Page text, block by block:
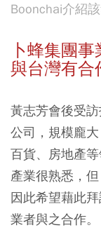
Boonchai介紹
卜蜂集團
與台灣有合
黃志芳會後受
公司，規模龐
百貨、房地產
產業很熟悉，
因此希望藉此
業者與之合作。